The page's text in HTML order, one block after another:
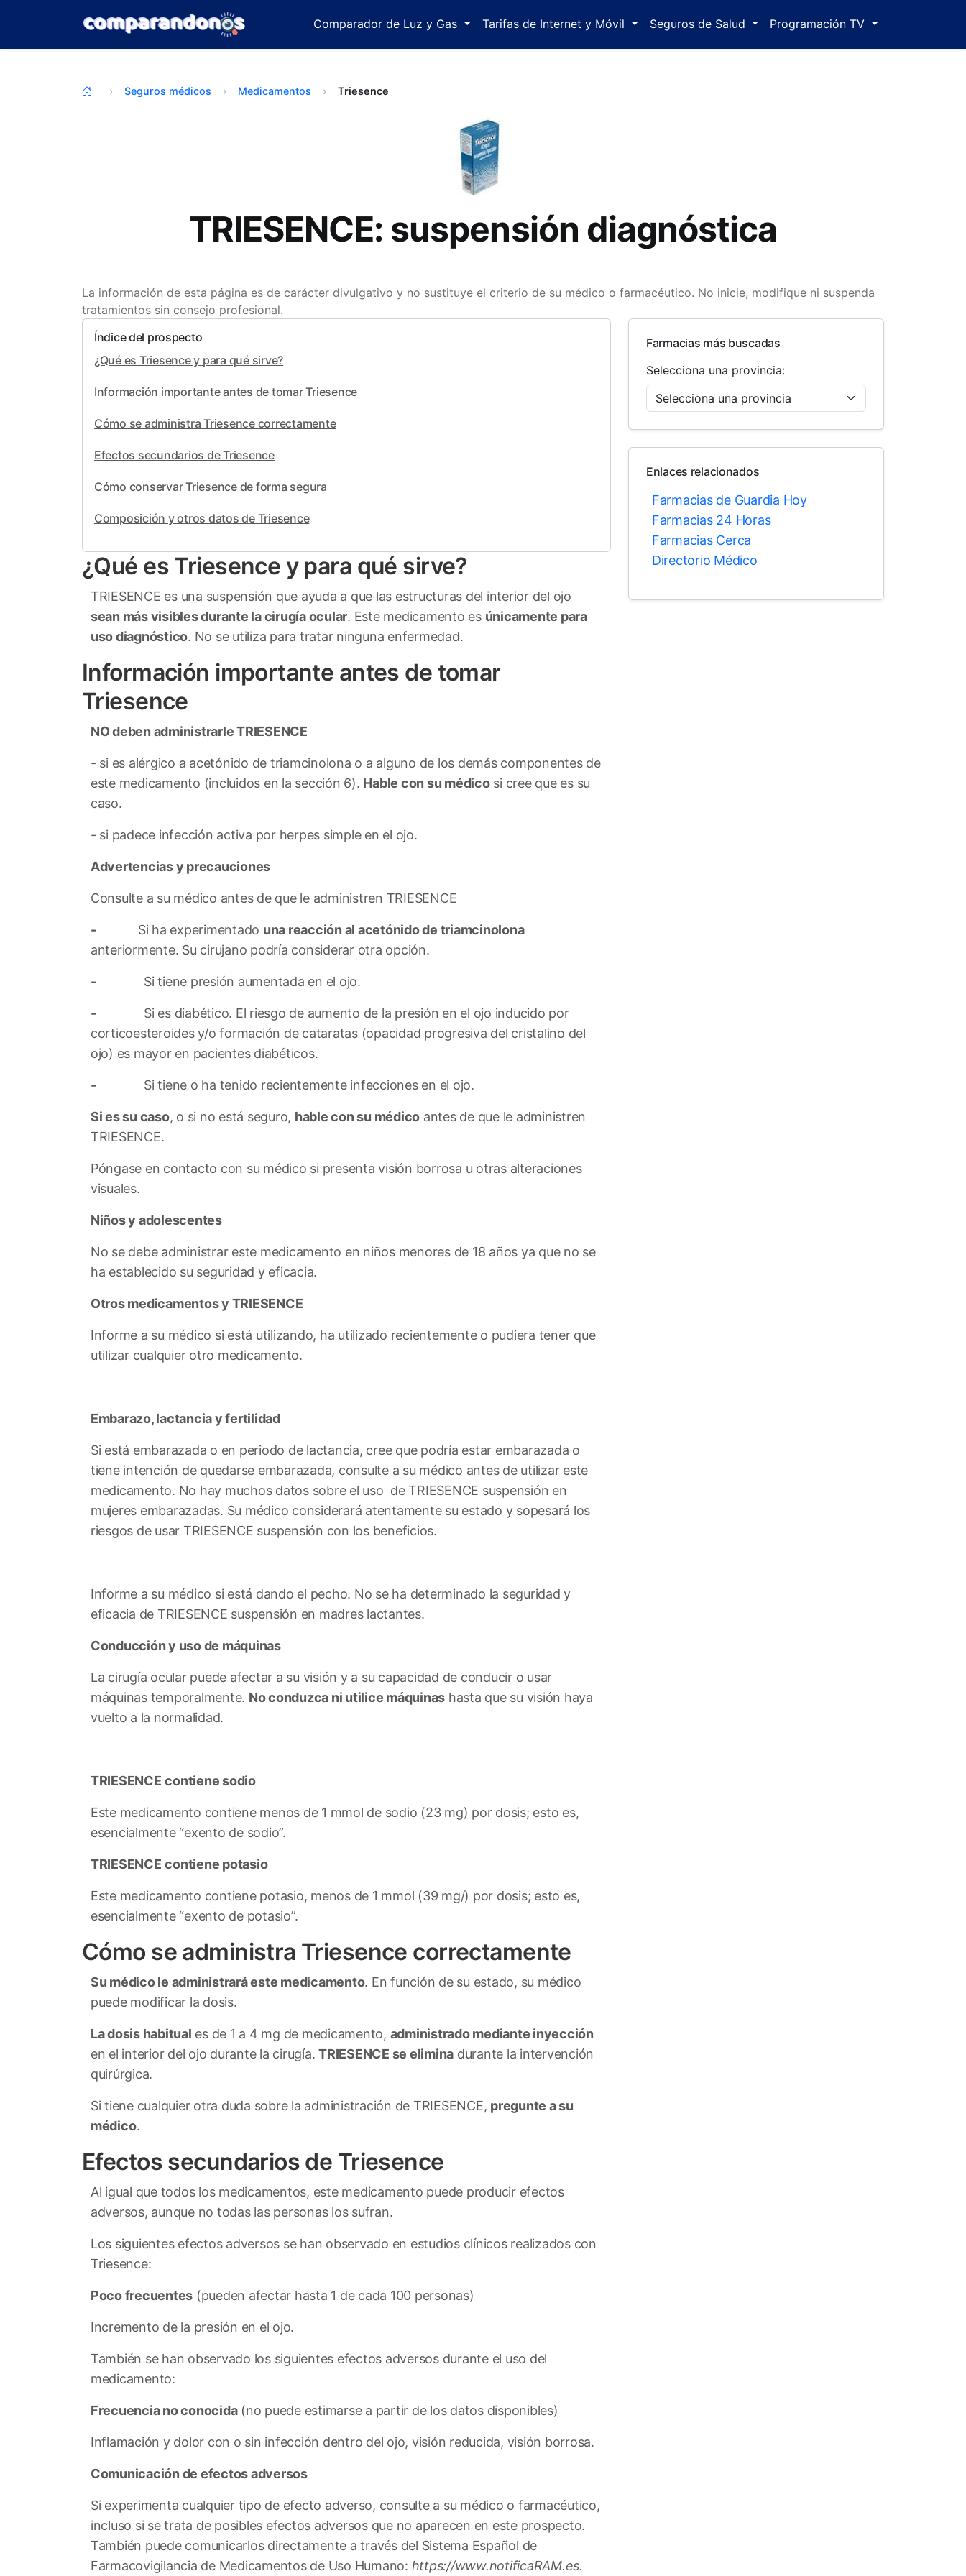
Comparador de Luz y Gas Tarifas de Internet y Móvil Seguros de Salud Programación TV
Seguros médicos Medicamentos Triesence
TRIESENCE: suspensión diagnóstica
La información de esta página es de carácter divulgativo y no sustituye el criterio de su médico o farmacéutico. No inicie, modifique ni suspenda
tratamientos sin consejo profesional.
Índice del prospecto
¿Qué es Triesence y para qué sirve?
Información importante antes de tomar Triesence
Cómo se administra Triesence correctamente
Efectos secundarios de Triesence
Cómo conservar Triesence de forma segura
Composición y otros datos de Triesence
¿Qué es Triesence y para qué sirve?
TRIESENCE es una suspensión que ayuda a que las estructuras del interior del ojo
sean más visibles durante la cirugía ocular. Este medicamento es únicamente para
uso diagnóstico. No se utiliza para tratar ninguna enfermedad.
Información importante antes de tomar
Triesence
NO deben administrarle TRIESENCE
- si es alérgico a acetónido de triamcinolona o a alguno de los demás componentes de
este medicamento (incluidos en la sección 6). Hable con su médicosi cree que es su
caso.
- si padece infección activa por herpes simple en el ojo.
Advertencias y precauciones
Consulte a su médico antes de que le administren TRIESENCE
- Si ha experimentado una reacción al acetónido de triamcinolona
anteriormente. Su cirujano podría considerar otra opción.
-Si tiene presión aumentada en el ojo.
-Si es diabético. El riesgo de aumento de la presión en el ojo inducido por
corticoesteroides y/o formación de cataratas (opacidad progresiva del cristalino del
ojo) es mayor en pacientes diabéticos.
-Si tiene o ha tenido recientemente infecciones en el ojo.
Si es su caso, o si no está seguro, hable con su médico antes de que le administren
TRIESENCE.
Póngase en contacto con su médico si presenta visión borrosa u otras alteraciones
visuales.
Niños y adolescentes
No se debe administrar este medicamento en niños menores de 18 años ya que no se
ha establecido su seguridad y eficacia.
Otros medicamentos y TRIESENCE
Informe a su médico si está utilizando, ha utilizado recientemente o pudiera tener que
utilizar cualquier otro medicamento.
Embarazo, lactancia y fertilidad
Si está embarazada o en periodo de lactancia, cree que podría estar embarazada o
tiene intención de quedarse embarazada, consulte a su médico antes de utilizar este
medicamento. No hay muchos datos sobre el uso de TRIESENCE suspensión en
mujeres embarazadas. Su médico considerará atentamente su estado y sopesará los
riesgos de usar TRIESENCE suspensión con los beneficios.
Informe a su médico si está dando el pecho. No se ha determinado la seguridad y
eficacia de TRIESENCE suspensión en madres lactantes.
Conducción y uso de máquinas
La cirugía ocular puede afectar a su visión y a su capacidad de conducir o usar
máquinas temporalmente. No conduzca ni utilice máquinas hasta que su visión haya
vuelto a la normalidad.
TRIESENCE contiene sodio
Este medicamento contiene menos de 1 mmol de sodio (23 mg) por dosis; esto es,
esencialmente “exento de sodio”.
TRIESENCE contiene potasio
Este medicamento contiene potasio, menos de 1 mmol (39 mg/) por dosis; esto es,
esencialmente “exento de potasio”.
Cómo se administra Triesence correctamente
Su médico le administrará este medicamento. En función de su estado, su médico
puede modificar la dosis.
La dosis habitual es de 1 a 4 mg de medicamento, administrado mediante inyección
en el interior del ojo durante la cirugía.TRIESENCE se elimina durante la intervención
quirúrgica.
Si tiene cualquier otra duda sobre la administración de TRIESENCE, pregunte a su
médico.
Efectos secundarios de Triesence
Al igual que todos los medicamentos, este medicamento puede producir efectos
adversos, aunque no todas las personas los sufran.
Los siguientes efectos adversos se han observado en estudios clínicos realizados con
Triesence:
Poco frecuentes (pueden afectar hasta 1 de cada 100 personas)
Incremento de la presión en el ojo.
También se han observado los siguientes efectos adversos durante el uso del
medicamento:
Frecuencia no conocida(no puede estimarse a partir de los datos disponibles)
Inflamación y dolor con o sin infección dentro del ojo, visión reducida, visión borrosa.
Comunicación de efectos adversos
Si experimenta cualquier tipo de efecto adverso, consulte a su médico o farmacéutico,
incluso si se trata de posibles efectos adversos que no aparecen en este prospecto.
También puede comunicarlos directamente a través del Sistema Español de
Farmacovigilancia de Medicamentos de Uso Humano: https://www.notificaRAM.es.
Farmacias más buscadas
Selecciona una provincia:
Enlaces relacionados
Farmacias de Guardia Hoy
Farmacias 24 Horas
Farmacias Cerca
Directorio Médico